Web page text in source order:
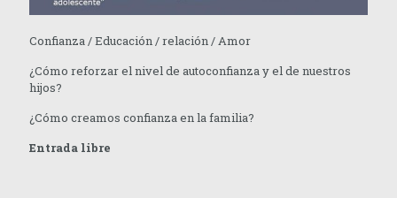
Confianza / Educación / relación / Amor
¿Cómo reforzar el nivel de autoconfianza y el de nuestros
hijos?
¿Cómo creamos confianza en la familia?
Entrada libre